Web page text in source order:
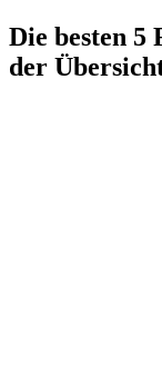
Die besten 5
der